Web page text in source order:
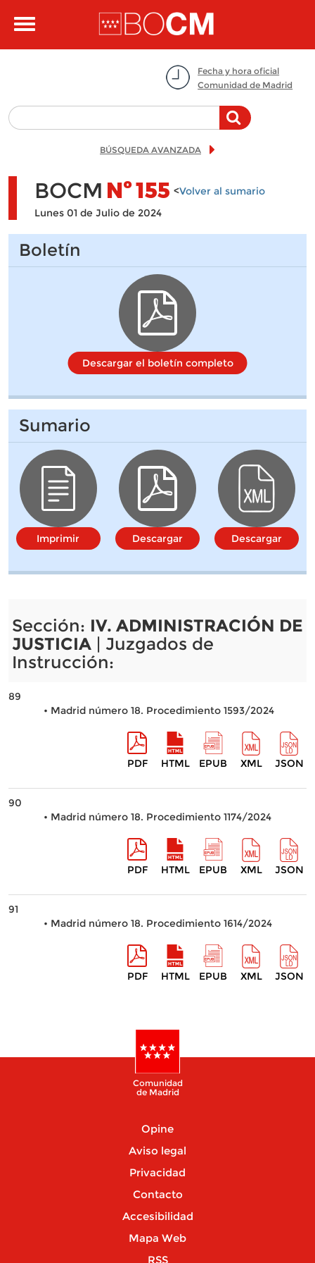
Toggle
Fecha y hora oficial
Comunidad de Madrid
BÚSQUEDA AVANZADA
BOCM Nº155 <Volver al sumario
Lunes 01 de Julio de 2024
Boletín
Descargar el boletín completo
Sumario
Imprimir Descargar Descargar
Sección: IV. ADMINISTRACIÓN DE
JUSTICIA| Juzgados de
Instrucción:
89
• Madrid número 18. Procedimiento 1593/2024
PDF HTML EPUB XML JSON
90
• Madrid número 18. Procedimiento 1174/2024
PDF HTML EPUB XML JSON
91
• Madrid número 18. Procedimiento 1614/2024
PDF HTML EPUB XML JSON
Comunidad
de Madrid
Opine
Aviso legal
Privacidad
Contacto
Accesibilidad
Mapa Web
RSS